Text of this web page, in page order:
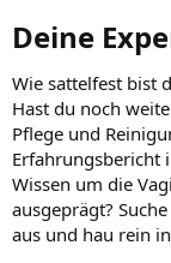
Deine
Wie sattelfest bist
Hast du noch
Pflege und
Erfahrungsbericht
Wissen um die
ausgeprägt?
aus und hau rein